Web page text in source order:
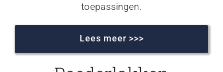
toepassingen.
Lees meer >>>